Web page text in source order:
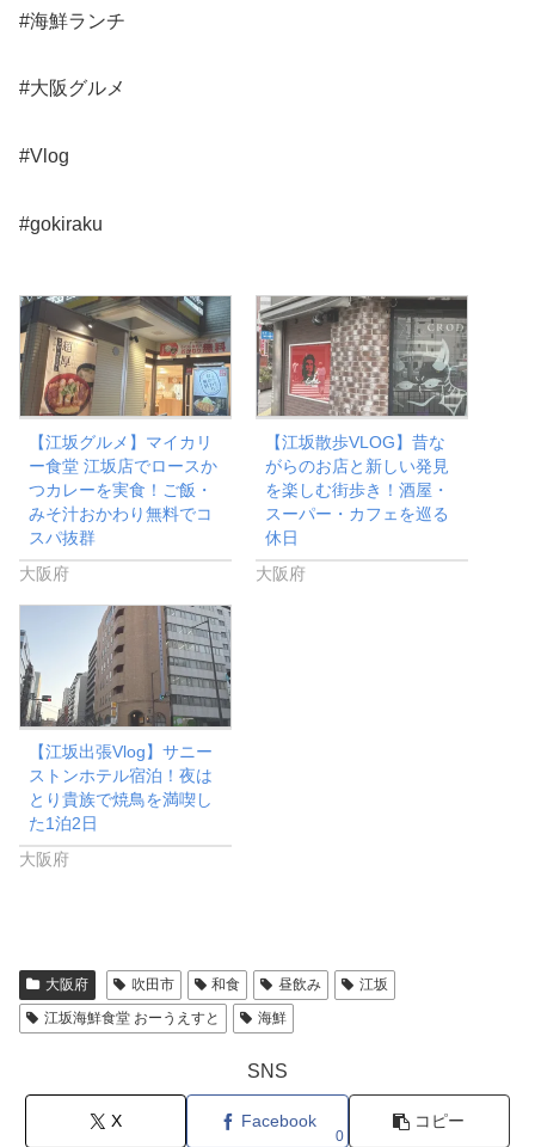
#海鮮ランチ
#大阪グルメ
#Vlog
#gokiraku
【江坂グルメ】マイカリ
ー食堂 江坂店でロースか
つカレーを実食！ご飯・
みそ汁おかわり無料でコ
スパ抜群
大阪府
【江坂散歩VLOG】昔な
がらのお店と新しい発見
を楽しむ街歩き！酒屋・
スーパー・カフェを巡る
休日
大阪府
【江坂出張Vlog】サニー
ストンホテル宿泊！夜は
とり貴族で焼鳥を満喫し
た1泊2日
大阪府
大阪府 吹田市 和食 昼飲み
江坂
江坂海鮮食堂 おーうえすと
海鮮
SNS
X Facebook
0
コピー